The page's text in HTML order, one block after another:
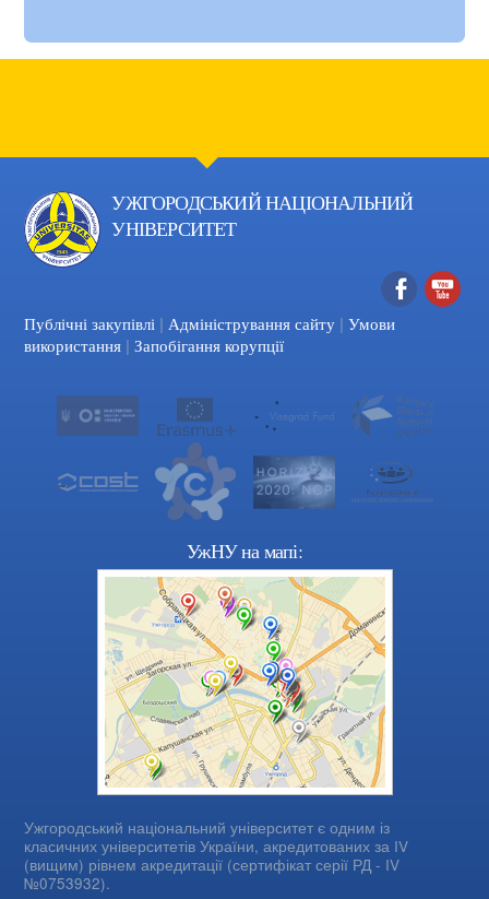
УЖГОРОДСЬКИЙ НАЦІОНАЛЬНИЙ
УНІВЕРСИТЕТ
Facebook
Публічні закупівлі | Адміністрування сайту | Умови
використання | Запобігання корупції
УжНУ на мапі:
Ужгородський національний університет є одним із
класичних університетів України, акредитованих за IV
(вищим) рівнем акредитації (сертифікат серії РД - IV
№0753932).